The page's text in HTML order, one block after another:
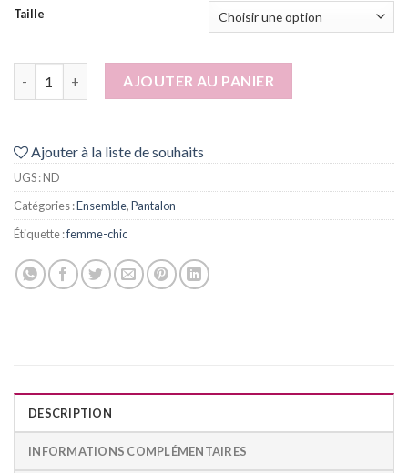
Taille
quantité de SoleyaaAJOUTER AU PANIER
Ajouter à la liste de souhaits
UGS :ND
Catégories :Ensemble,Pantalon
Étiquette :femme-chic
DESCRIPTION
INFORMATIONS COMPLÉMENTAIRES